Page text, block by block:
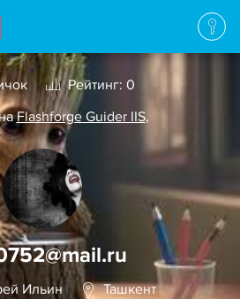
Рейтинг: 0
Flashforge Guider IIS,
Ильин Ташкент